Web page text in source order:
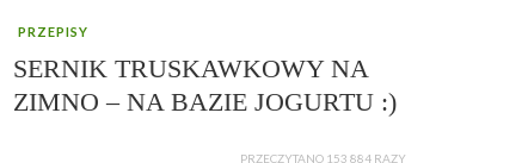
PRZEPISY
SERNIK TRUSKAWKOWY NA
ZIMNO – NA BAZIE JOGURTU :)
PRZECZYTANO 153 884 RAZY